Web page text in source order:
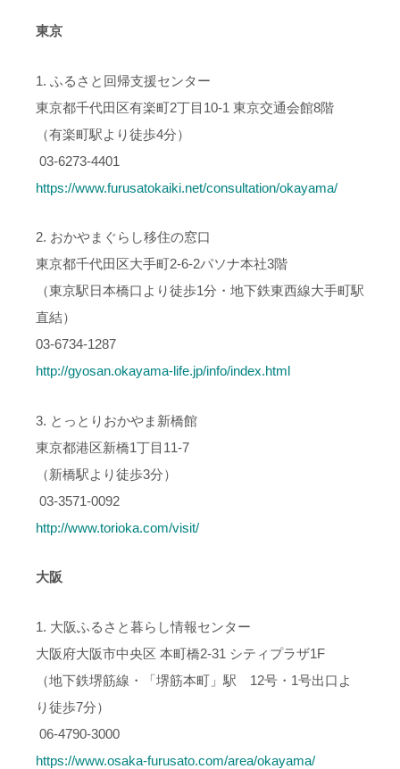
東京
1. ふるさと回帰支援センター
東京都千代田区有楽町2丁目10-1 東京交通会館8階
（有楽町駅より徒歩4分）
03-6273-4401
https://www.furusatokaiki.net/consultation/okayama/
2. おかやまぐらし移住の窓口
東京都千代田区大手町2-6-2パソナ本社3階
（東京駅日本橋口より徒歩1分・地下鉄東西線大手町駅
直結）
03-6734-1287
http://gyosan.okayama-life.jp/info/index.html
3. とっとりおかやま新橋館
東京都港区新橋1丁目11-7
（新橋駅より徒歩3分）
03-3571-0092
http://www.torioka.com/visit/
大阪
1. 大阪ふるさと暮らし情報センター
大阪府大阪市中央区 本町橋2-31 シティプラザ1F
（地下鉄堺筋線・「堺筋本町」駅 12号・1号出口よ
り徒歩7分）
06-4790-3000
https://www.osaka-furusato.com/area/okayama/